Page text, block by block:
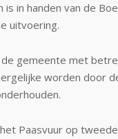
is in handen van de
uitvoering.
gemeente met
worden door
Paasvuur op